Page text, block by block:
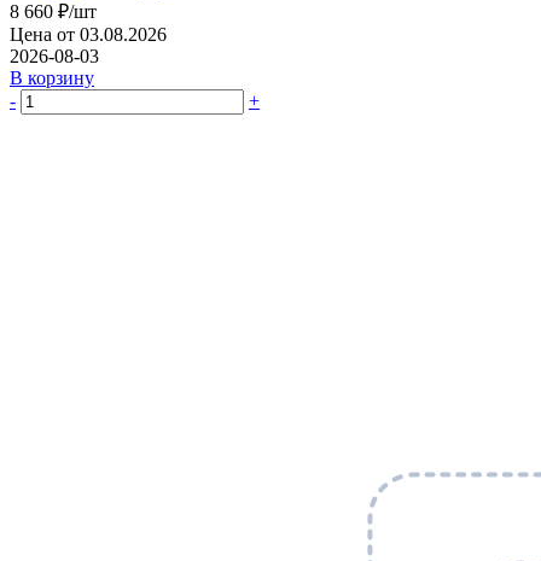
8 660 ₽/шт
Цена от 03.08.2026
2026-08-03
В корзину
-
+